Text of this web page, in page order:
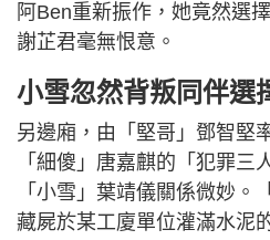
阿Ben重新振作，她竟然選
謝芷君毫無恨意。
小雪忽然背叛同伴選
另邊廂，由「堅哥」鄧智堅
「細傻」唐嘉麒的「犯罪三
「小雪」葉靖儀關係微妙。
藏屍於某工廈單位灌滿水泥